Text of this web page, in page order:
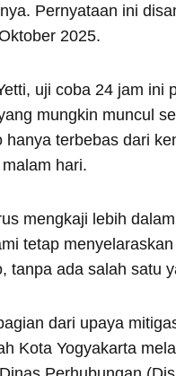
Pernyataan ini
2025.
uji coba 24 jam ini
mungkin muncul
hanya terbebas dari
hari.
mengkaji lebih
tetap
tanpa ada salah satu
dari upaya
Kota Yogyakarta